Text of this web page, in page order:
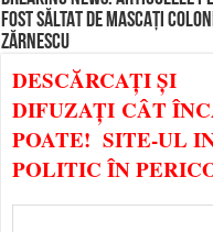
FOST SĂLTAT DE MASCAȚI
ZĂRNESCU
DESCĂRCAȚI ȘI
DIFUZAȚI CÂT
POATE! SITE-UL
POLITIC ÎN